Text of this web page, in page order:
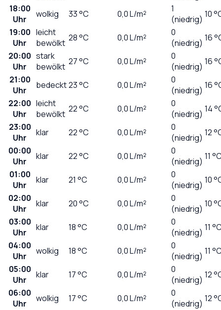
18:00
Uhr
wolkig 33°C 0,0L/m²
1
(niedrig) 10
19:00
Uhr
leicht
bewölkt 28°C 0,0L/m²
0
(niedrig) 16
20:00
Uhr
stark
bewölkt 27°C 0,0L/m²
0
(niedrig) 16
21:00
Uhr
bedeckt23°C 0,0L/m²
0
(niedrig) 16
22:00
Uhr
leicht
bewölkt 22°C 0,0L/m²
0
(niedrig) 14
23:00
Uhr
klar 22°C 0,0L/m²
0
(niedrig) 12
00:00
Uhr
klar 22°C 0,0L/m²
0
(niedrig) 11
01:00
Uhr
klar 21 °C 0,0L/m²
0
(niedrig) 10
02:00
Uhr
klar 20°C 0,0L/m²
0
(niedrig) 10
03:00
Uhr
klar 18°C 0,0L/m²
0
(niedrig) 11
04:00
Uhr
wolkig 18°C 0,0L/m²
0
(niedrig) 11
05:00
Uhr
klar 17°C 0,0L/m²
0
(niedrig) 12
06:00
Uhr
wolkig 17°C 0,0L/m²
0
(niedrig) 12